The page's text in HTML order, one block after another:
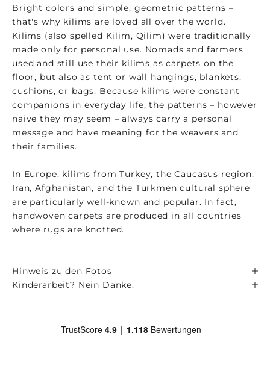
Bright colors and simple, geometric patterns –
that's why kilims are loved all over the world.
Kilims (also spelled Kilim, Qilim) were traditionally
made only for personal use. Nomads and farmers
used and still use their kilims as carpets on the
floor, but also as tent or wall hangings, blankets,
cushions, or bags. Because kilims were constant
companions in everyday life, the patterns – however
naive they may seem – always carry a personal
message and have meaning for the weavers and
their families.
In Europe, kilims from Turkey, the Caucasus region,
Iran, Afghanistan, and the Turkmen cultural sphere
are particularly well-known and popular. In fact,
handwoven carpets are produced in all countries
where rugs are knotted.
Hinweis zu den Fotos
Kinderarbeit? Nein Danke.